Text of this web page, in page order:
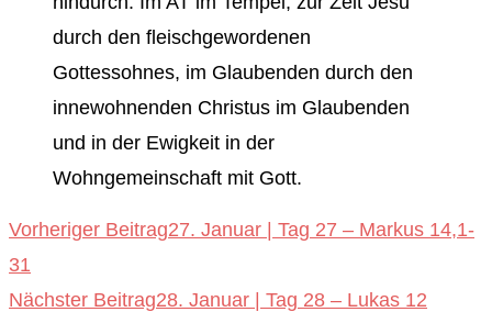
durch den fleischgewordenen
Gottessohnes, im Glaubenden durch den
innewohnenden Christus im Glaubenden
und in der Ewigkeit in der
Wohngemeinschaft mit Gott.
Weitere
Artikel
Vorheriger Beitrag27. Januar | Tag 27 – Markus 14,1-
31
Nächster Beitrag28. Januar | Tag 28 – Lukas 12